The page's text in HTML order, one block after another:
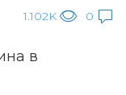
1.102K 0